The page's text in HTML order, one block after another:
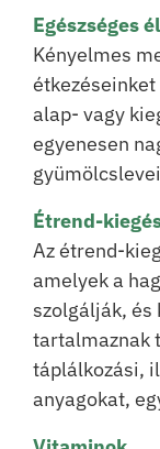
Egészséges
Kényelmes
alap- vagy
egyenesen
Étrend-
Az étrend-
amelyek a
szolgálják,
tartalmaznak
táplálkozási,
anyagokat,